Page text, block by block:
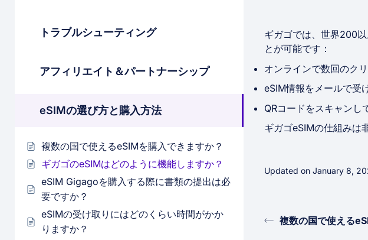
トラブルシューティング
アフィリエイト＆パートナーシップ
eSIMの選び方と購入方法
複数の国で使えるeSIMを購入できますか？
ギガゴのeSIMはどのように機能しますか？
eSIM Gigagoを購入する際に書類の提出は必
要ですか？
eSIMの受け取りにはどのくらい時間がかか
りますか？
ギガゴでは、世界200
とが可能です：
オンラインで数回のク
eSIM情報をメールで受
QRコードをスキャンし
ギガゴeSIMの仕組みは
Updated on January 8,
複数の国で使える